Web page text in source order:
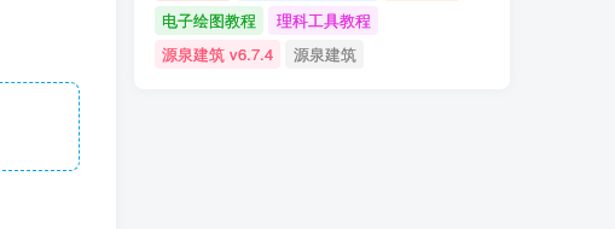
电子绘图教程
理科工具教程
源泉建筑 v6.7.4
源泉建筑